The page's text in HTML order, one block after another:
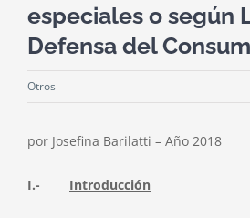
especiales o según
Defensa del
Otros
por Josefina Barilatti – Año 2018
I.- Introducción